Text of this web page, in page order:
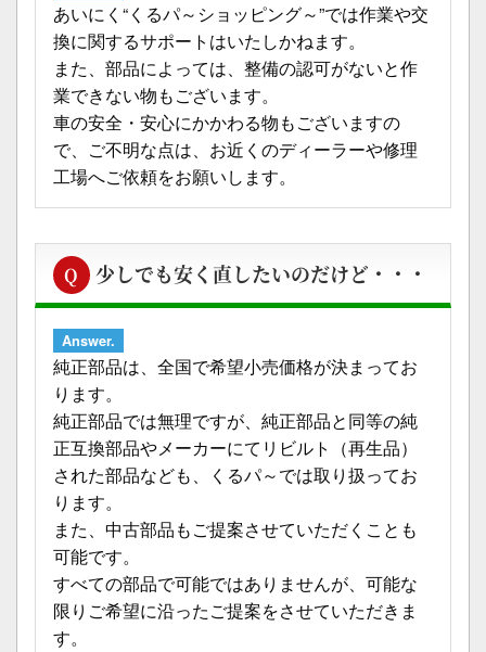
あいにく“くるパ～ショッピング～”では作業や交
換に関するサポートはいたしかねます。
また、部品によっては、整備の認可がないと作
業できない物もございます。
車の安全・安心にかかわる物もございますの
で、ご不明な点は、お近くのディーラーや修理
工場へご依頼をお願いします。
Q 少しでも安く直したいのだけど・・・
Answer.
純正部品は、全国で希望小売価格が決まってお
ります。
純正部品では無理ですが、純正部品と同等の純
正互換部品やメーカーにてリビルト（再生品）
された部品なども、くるパ～では取り扱ってお
ります。
また、中古部品もご提案させていただくことも
可能です。
すべての部品で可能ではありませんが、可能な
限りご希望に沿ったご提案をさせていただきま
す。